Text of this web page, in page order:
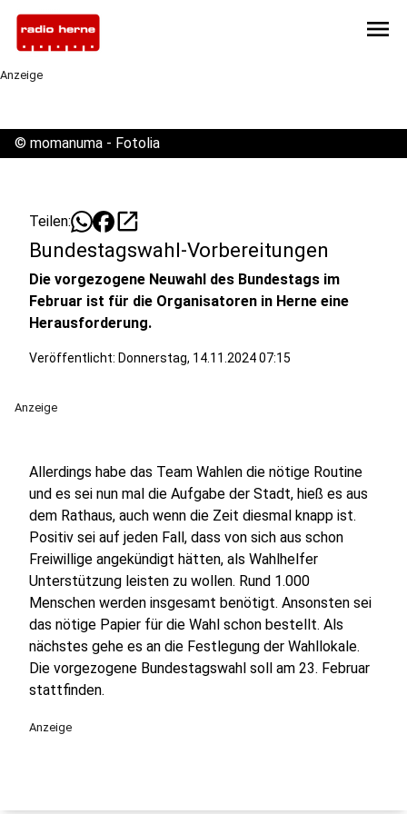
menu
Anzeige
© momanuma - Fotolia
Teilen: open_in_new
Bundestagswahl-Vorbereitungen
Die vorgezogene Neuwahl des Bundestags im
Februar ist für die Organisatoren in Herne eine
Herausforderung.
Veröffentlicht: Donnerstag, 14.11.2024 07:15
Anzeige
Allerdings habe das Team Wahlen die nötige Routine
und es sei nun mal die Aufgabe der Stadt, hieß es aus
dem Rathaus, auch wenn die Zeit diesmal knapp ist.
Positiv sei auf jeden Fall, dass von sich aus schon
Freiwillige angekündigt hätten, als Wahlhelfer
Unterstützung leisten zu wollen. Rund 1.000
Menschen werden insgesamt benötigt. Ansonsten sei
das nötige Papier für die Wahl schon bestellt. Als
nächstes gehe es an die Festlegung der Wahllokale.
Die vorgezogene Bundestagswahl soll am 23. Februar
stattfinden.
Anzeige